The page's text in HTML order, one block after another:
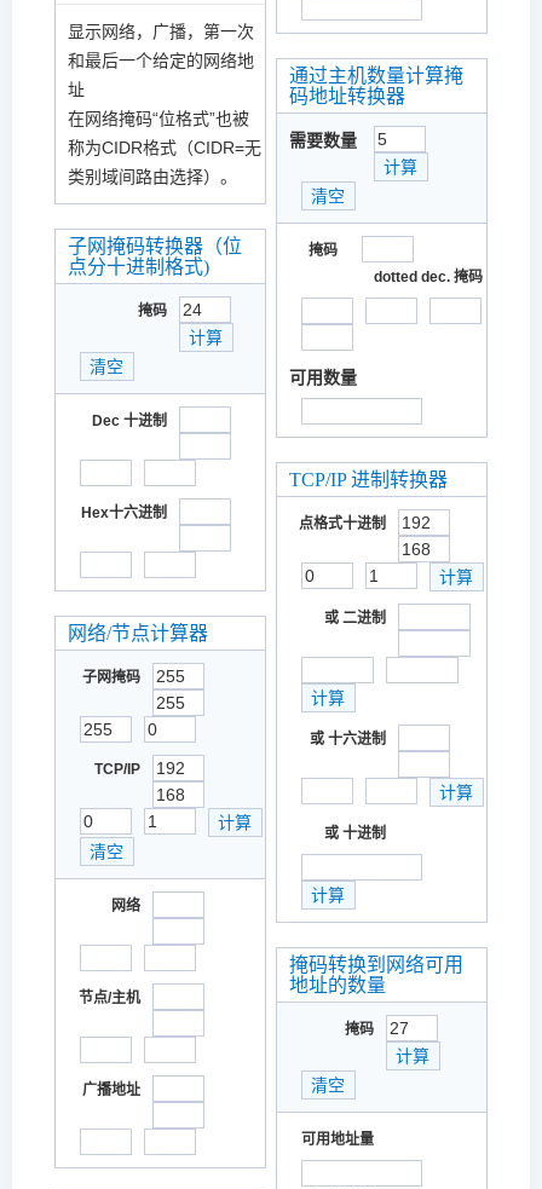
显示网络，广播，第一次
和最后一个给定的网络地
址
在网络掩码“位格式”也被
称为CIDR格式（CIDR=无
类别域间路由选择）。
子网掩码转换器（位
点分十进制格式)
掩码
Dec 十进制
Hex十六进制
网络/节点计算器
子网掩码
TCP/IP
网络
节点/主机
广播地址
通过主机数量计算掩
码地址转换器
需要数量
掩码
dotted dec. 掩码
可用数量
TCP/IP 进制转换器
点格式十进制
或 二进制
或 十六进制
或 十进制
掩码转换到网络可用
地址的数量
掩码
可用地址量